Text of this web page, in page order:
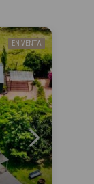
EN VENTA